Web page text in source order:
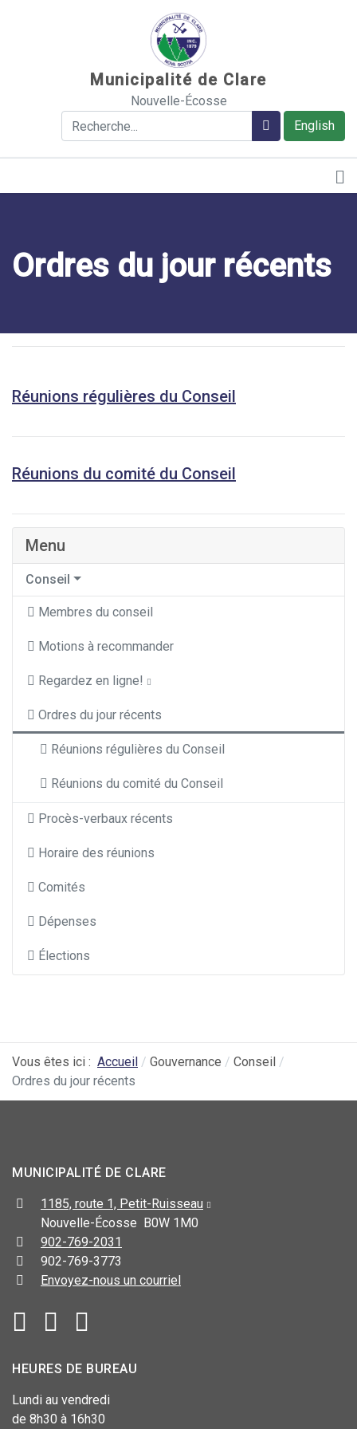
Municipalité de Clare
Nouvelle-Écosse
English
Rechercher Rechercher
Ordres du jour récents
Réunions régulières du Conseil
Réunions du comité du Conseil
Menu
Conseil
Membres du conseil
Motions à recommander
Regardez en ligne!
Ordres du jour récents
Réunions régulières du Conseil
Réunions du comité du Conseil
Procès-verbaux récents
Horaire des réunions
Comités
Dépenses
Élections
Vous êtes ici : Accueil Gouvernance
Conseil
Ordres du jour récents
MUNICIPALITÉ DE CLARE
1185, route 1, Petit-Ruisseau
Nouvelle-Écosse B0W 1M0
902-769-2031
902-769-3773
Envoyez-nous un courriel
HEURES DE BUREAU
Lundi au vendredi
de 8h30 à 16h30